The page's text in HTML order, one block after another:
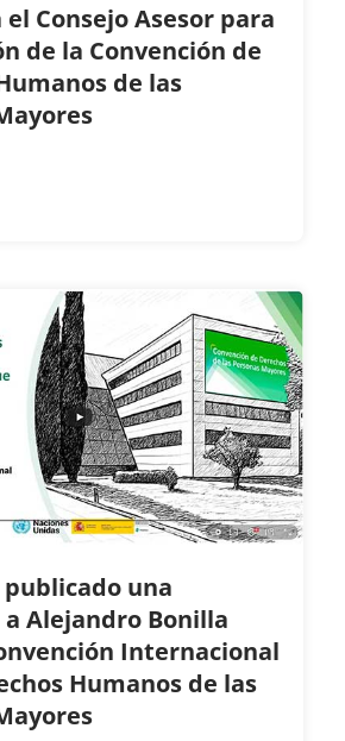
el Consejo Asesor para
de la Convención de
de las
publicado una
Alejandro Bonilla
Internacional
Humanos de las